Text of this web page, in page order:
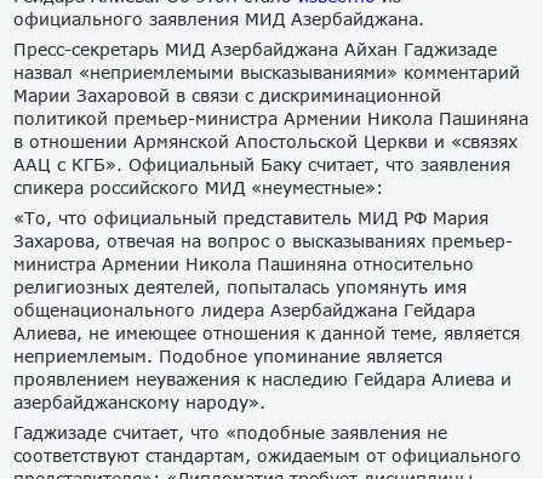
официального заявления МИД Азербайджана.
Пресс-секретарь МИД Азербайджана Айхан Гаджизаде
назвал «неприемлемыми высказываниями» комментарий
Марии Захаровой в связи с дискриминационной
политикой премьер-министра Армении Никола Пашиняна
в отношении Армянской Апостольской Церкви и «связях
ААЦ с КГБ». Официальный Баку считает, что заявления
спикера российского МИД «неуместные»:
«То, что официальный представитель МИД РФ Мария
Захарова, отвечая на вопрос о высказываниях премьер-
министра Армении Никола Пашиняна относительно
религиозных деятелей, попыталась упомянуть имя
общенационального лидера Азербайджана Гейдара
Алиева, не имеющее отношения к данной теме, является
неприемлемым. Подобное упоминание является
проявлением неуважения к наследию Гейдара Алиева и
азербайджанскому народу».
Гаджизаде считает, что «подобные заявления не
соответствуют стандартам, ожидаемым от официального